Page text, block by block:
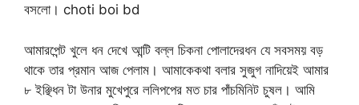
বসলো। choti boi bd
আমারপেন্ট খুলে ধন দেখে আন্টি বল্ল চিকনা পোলাদেরধন যে সবসময় বড়
থাকে তার প্রমান আজ পেলাম। আমাকেকথা বলার সুজুগ নাদিয়েই আমার
৮ ইঞ্ছিধন টা উনার মুখেপুরে ললিপপের মত চার পাঁচমিনিট চুষল। আমি